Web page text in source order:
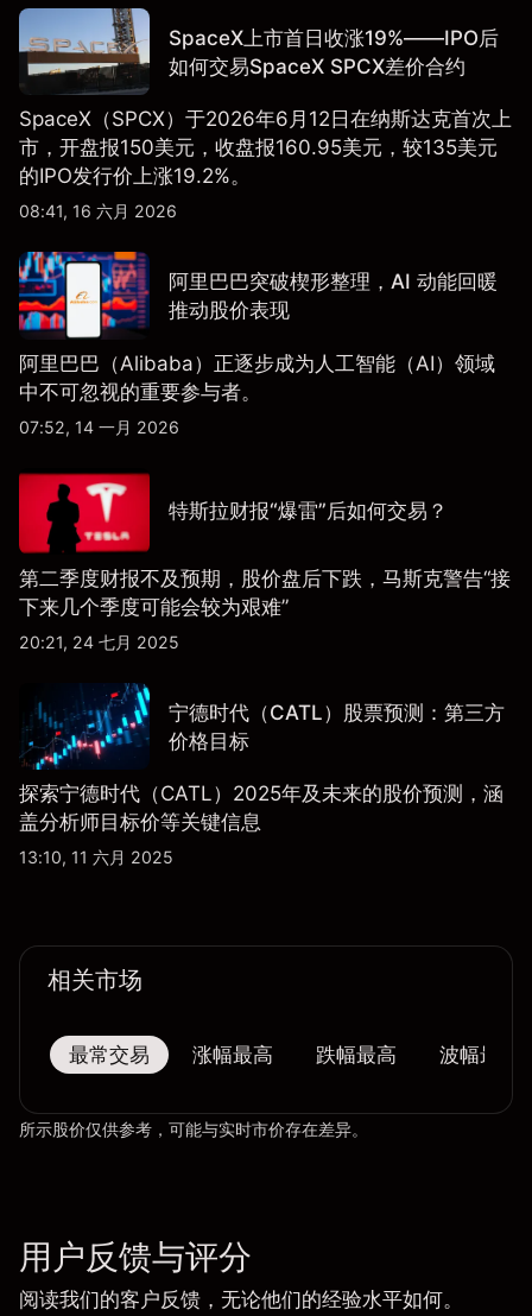
SpaceX上市首日收涨19%——IPO后
如何交易SpaceX SPCX差价合约
SpaceX（SPCX）于2026年6月12日在纳斯达克首次上
市，开盘报150美元，收盘报160.95美元，较135美元
的IPO发行价上涨19.2%。
08:41, 16 六月 2026
阿里巴巴突破楔形整理，AI 动能回暖
推动股价表现
阿里巴巴（Alibaba）正逐步成为人工智能（AI）领域
中不可忽视的重要参与者。
07:52, 14 一月 2026
特斯拉财报“爆雷”后如何交易？
第二季度财报不及预期，股价盘后下跌，马斯克警告“接
下来几个季度可能会较为艰难”
20:21, 24 七月 2025
宁德时代（CATL）股票预测：第三方
价格目标
探索宁德时代（CATL）2025年及未来的股价预测，涵
盖分析师目标价等关键信息
13:10, 11 六月 2025
相关市场
最常交易 涨幅最高 跌幅最高 波幅最大
所示股价仅供参考，可能与实时市价存在差异。
用户反馈与评分
阅读我们的客户反馈，无论他们的经验水平如何。